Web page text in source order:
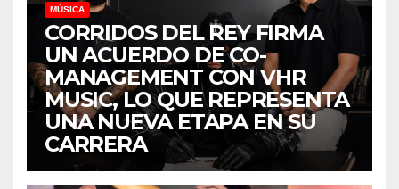
MÚSICA
CORRIDOS DEL REY FIRMA
UN ACUERDO DE CO-
MANAGEMENT CON VHR
MUSIC, LO QUE REPRESENTA
UNA NUEVA ETAPA EN SU
CARRERA